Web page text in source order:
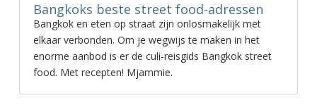
Bangkoks beste street food-adressen
Bangkok en eten op straat zijn onlosmakelijk met
elkaar verbonden. Om je wegwijs te maken in het
enorme aanbod is er de culi-reisgids Bangkok street
food. Met recepten! Mjammie.